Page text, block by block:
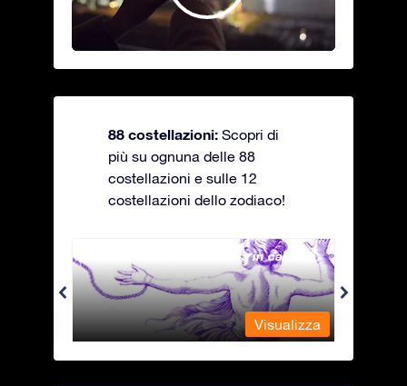
88 costellazioni: Scopri di
più su ognuna delle 88
costellazioni e sulle 12
costellazioni dello zodiaco!
Andromeda - La fanciulla in catene
Visualizza